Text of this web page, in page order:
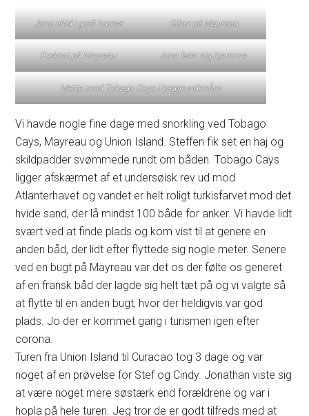
Jona altid i godt humør Gåtur på Mayreau
Frokost på Mayreau Jona føler sig hjemme.
Mette med Tobago Cays i baggrundenÅm
Vi havde nogle fine dage med snorkling ved Tobago
Cays, Mayreau og Union Island. Steffen fik set en haj og
skildpadder svømmede rundt om båden. Tobago Cays
ligger afskærmet af et undersøisk rev ud mod
Atlanterhavet og vandet er helt roligt turkisfarvet mod det
hvide sand, der lå mindst 100 både for anker. Vi havde lidt
svært ved at finde plads og kom vist til at genere en
anden båd, der lidt efter flyttede sig nogle meter. Senere
ved en bugt på Mayreau var det os der følte os generet
af en fransk båd der lagde sig helt tæt på og vi valgte så
at flytte til en anden bugt, hvor der heldigvis var god
plads. Jo der er kommet gang i turismen igen efter
corona.
Turen fra Union Island til Curacao tog 3 dage og var
noget af en prøvelse for Stef og Cindy. Jonathan viste sig
at være noget mere søstærk end forældrene og var i
hopla på hele turen. Jeg tror de er godt tilfreds med at